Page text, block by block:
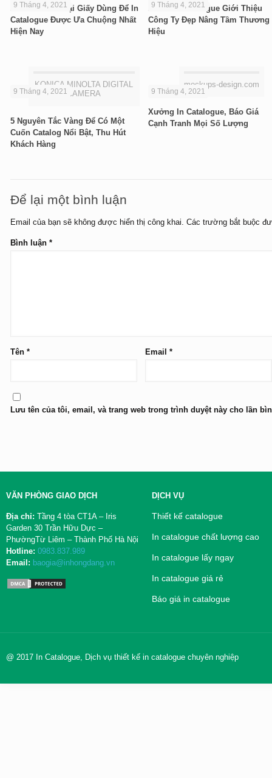
9 Tháng 4, 2021
Khám Phá 3 Loại Giấy Dùng Để In
Catalogue Được Ưa Chuộng Nhất
Hiện Nay
9 Tháng 4, 2021
10+ Mẫu Catalogue Giới Thiệu
Công Ty Đẹp Nâng Tầm Thương
Hiệu
KONICA MINOLTA DIGITAL
CAMERA
9 Tháng 4, 2021
5 Nguyên Tắc Vàng Để Có Một
Cuốn Catalog Nổi Bật, Thu Hút
Khách Hàng
mockups-design.com
9 Tháng 4, 2021
Xưởng In Catalogue, Báo Giá
Cạnh Tranh Mọi Số Lượng
Để lại một bình luận
Email của bạn sẽ không được hiển thị công khai. Các trường bắt buộc
Bình luận *
Tên * Email *
Lưu tên của tôi, email, và trang web trong trình duyệt này cho lần
VĂN PHÒNG GIAO DỊCH
Địa chỉ: Tầng 4 tòa CT1A – Iris
Garden 30 Trần Hữu Dực –
PhườngTừ Liêm – Thành Phố Hà Nội
Hotline: 0983.837.989
Email: baogia@inhongdang.vn
DỊCH VỤ
Thiết kế catalogue
In catalogue chất lượng cao
In catalogue lấy ngay
In catalogue giá rẻ
Báo giá in catalogue
@ 2017 In Catalogue, Dịch vụ thiết kế in catalogue chuyên nghiệp